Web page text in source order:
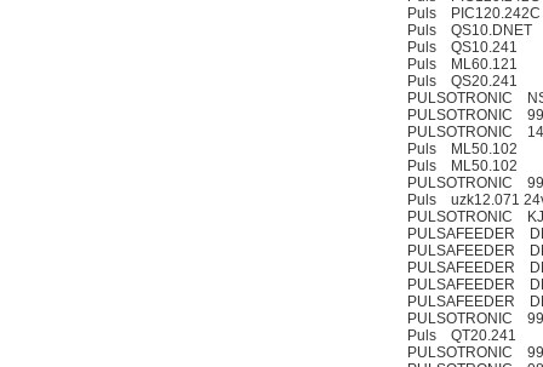
Puls PIC120.242C
Puls QS10.DNET
Puls QS10.241
Puls ML60.121
Puls QS20.241
PULSOTRONIC
PULSOTRONIC
PULSOTRONIC
Puls ML50.102
Puls ML50.102
PULSOTRONIC
Puls uzk12.071
PULSOTRONIC
PULSAFEEDER
PULSAFEEDER
PULSAFEEDER
PULSAFEEDER
PULSAFEEDER
PULSOTRONIC
Puls QT20.241
PULSOTRONIC